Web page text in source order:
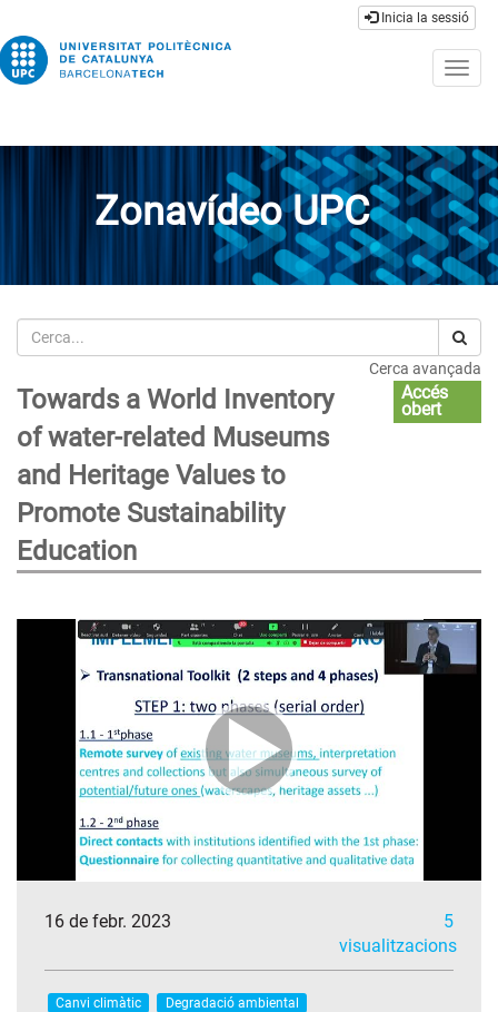
Inicia la sessió
Zonavídeo UPC
Cerca
Cerca avançada
Towards a World Inventory
of water-related Museums
and Heritage Values to
Promote Sustainability
Education
Accés
obert
16 de febr. 2023
5
visualitzacions
Canvi climàtic
Degradació ambiental